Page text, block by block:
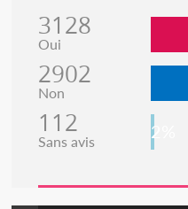
3128
Oui
2902
Non
112
Sans avis 2%